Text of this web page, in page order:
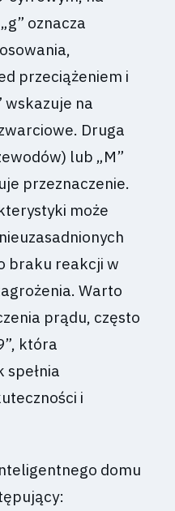
oznacza
przeciążeniem i
wskazuje na
Druga
lub „M”
przeznaczenie.
może
braku reakcji w
Warto
prądu, często
która
spełnia
i
domu